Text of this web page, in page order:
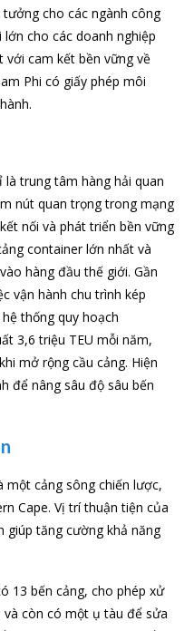
cho các ngành công
cho các doanh nghiệp
với cam kết bền vững về
Phi có giấy phép môi
trung tâm hàng hải quan
nút quan trọng trong mạng
nối và phát triển bền vững
container lớn nhất và
hàng đầu thế giới. Gần
vận hành chu trình kép
thống quy hoạch
3,6 triệu TEU mỗi năm,
mở rộng cầu cảng. Hiện
để nâng sâu độ sâu bến
một cảng sông chiến lược,
Cape. Vị trí thuận tiện của
giúp tăng cường khả năng
13 bến cảng, cho phép xử
và còn có một ụ tàu để sửa